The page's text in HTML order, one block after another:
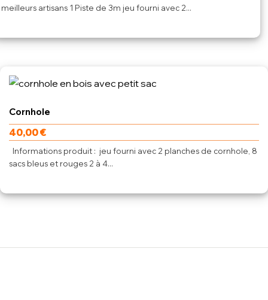
meilleurs artisans 1 Piste de 3m jeu fourni avec 2...
Cornhole
40,00€
Informations produit : jeu fourni avec 2 planches de cornhole, 8
sacs bleus et rouges 2 à 4...